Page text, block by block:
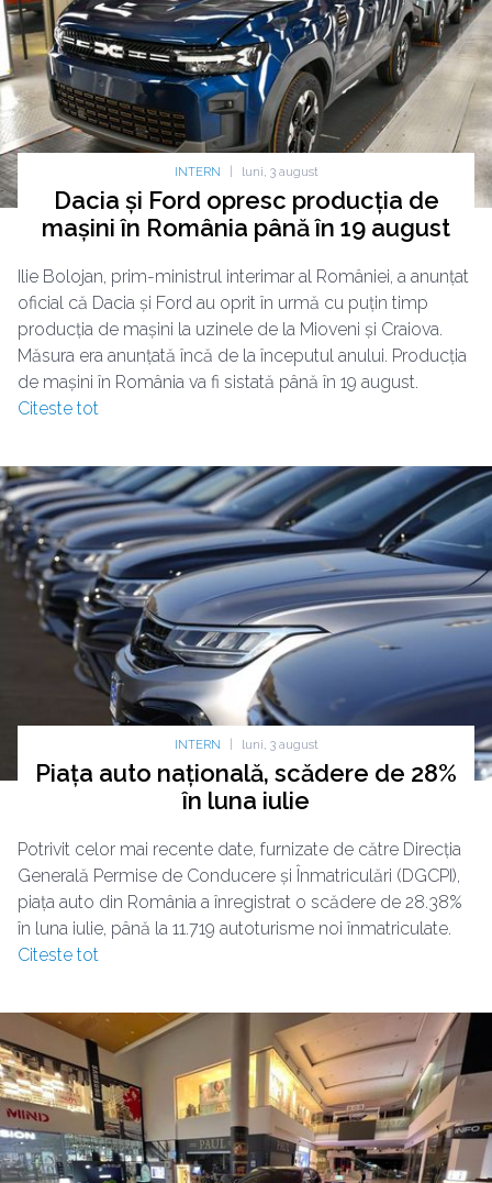
INTERN luni, 3 august
Dacia și Ford opresc producția de
mașini în România până în 19 august
Ilie Bolojan, prim-ministrul interimar al României, a anunțat
oficial că Dacia și Ford au oprit în urmă cu puțin timp
producția de mașini la uzinele de la Mioveni și Craiova.
Măsura era anunțată încă de la începutul anului. Producția
de mașini în România va fi sistată până în 19 august.
Citeste tot
INTERN luni, 3 august
Piața auto națională, scădere de 28%
în luna iulie
Potrivit celor mai recente date, furnizate de către Direcția
Generală Permise de Conducere și Înmatriculări (DGCPI),
piața auto din România a înregistrat o scădere de 28.38%
în luna iulie, până la 11.719 autoturisme noi înmatriculate.
Citeste tot